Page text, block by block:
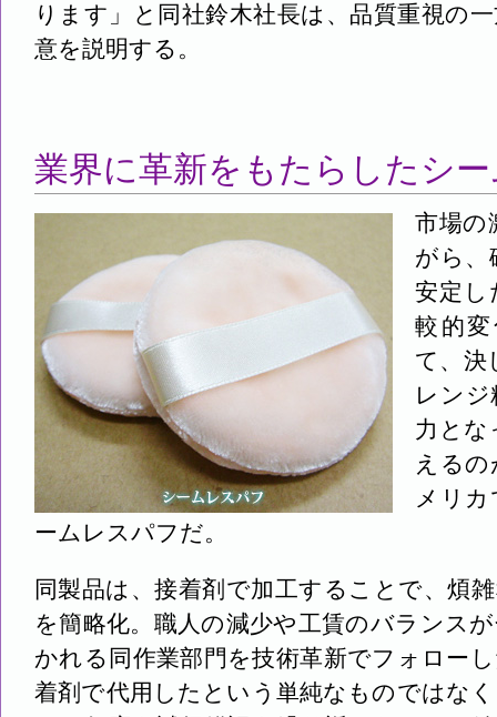
ります」と同社鈴木社長は、品質重視の
意を説明する。
業界に革新をもたらしたシ
市場の
がら、
安定し
較的
て、決
レン
力とな
える
メリ
ームレスパフだ。
同製品は、接着剤で加工することで、煩
を簡略化。職人の減少や工賃のバランス
かれる同作業部門を技術革新でフォロー
着剤で代用したという単純なものではな